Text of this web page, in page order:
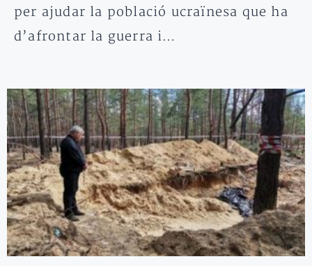
per ajudar la població ucraïnesa que ha
d’afrontar la guerra i…